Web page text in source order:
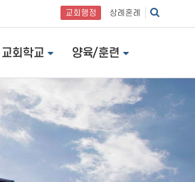
교회행정 상례혼례
교회학교 양육/훈련